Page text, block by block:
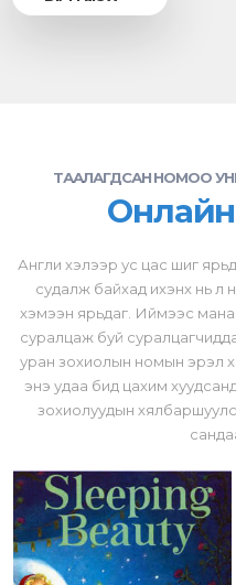
ТААЛАГДСАН НОМОО
Англи хэлээр ус цас шиг
судалж байхад ихэнх нь
хэмээн ярьдаг. Иймээс
суралцаж буй
уран зохиолын номын эрэл
энэ удаа бид цахим
зохиолуудын